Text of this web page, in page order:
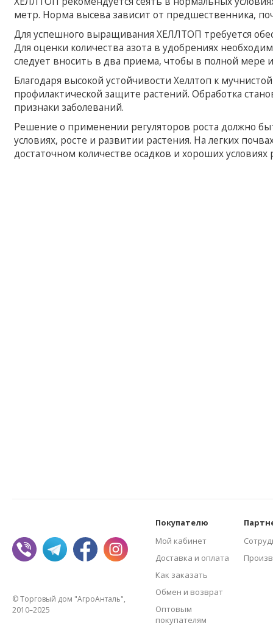
метр. Норма высева зависит от предшественника,
Для успешного выращивания ХЕЛЛТОП требуется
Для оценки количества азота в удобрениях
следует вносить в два приема, чтобы в полной
Благодаря высокой устойчивости Хеллтоп к
профилактической защите растений. Обработка
признаки заболеваний.
Решение о применении регуляторов роста должно
условиях, росте и развитии растения. На легких
достаточном количестве осадков и хороших условиях
© Торговый дом "АгроАнталь",
2010–2025
Покупателю
Мой кабинет
Доставка и оплата
Как заказать
Обмен и возврат
Оптовым
покупателям